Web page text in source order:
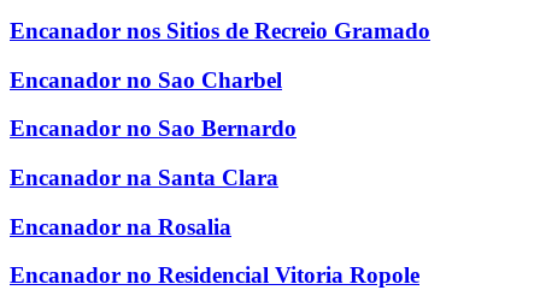
Encanador nos Sitios de Recreio Gramado
Encanador no Sao Charbel
Encanador no Sao Bernardo
Encanador na Santa Clara
Encanador na Rosalia
Encanador no Residencial Vitoria Ropole